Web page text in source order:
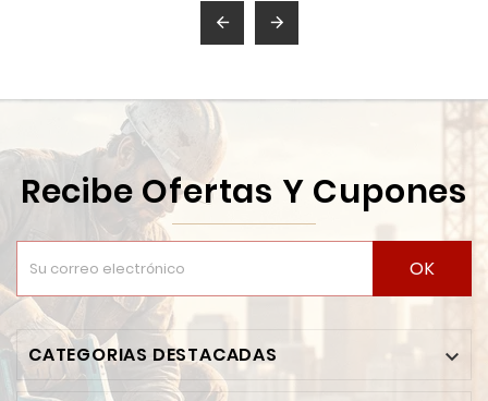
 
Recibe Ofertas Y Cupones
OK
CATEGORIAS DESTACADAS 